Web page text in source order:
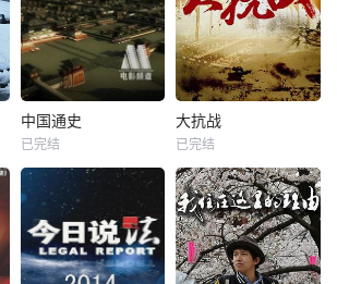
中国通史
已完结
大抗战
已完结